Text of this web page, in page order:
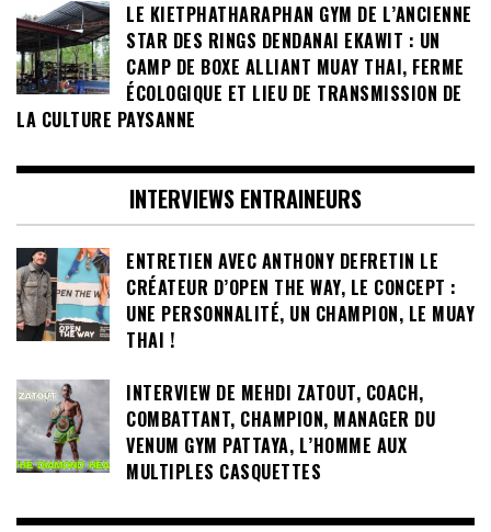
LE KIETPHATHARAPHAN GYM DE L’ANCIENNE
STAR DES RINGS DENDANAI EKAWIT : UN
CAMP DE BOXE ALLIANT MUAY THAI, FERME
ÉCOLOGIQUE ET LIEU DE TRANSMISSION DE
LA CULTURE PAYSANNE
INTERVIEWS ENTRAINEURS
ENTRETIEN AVEC ANTHONY DEFRETIN LE
CRÉATEUR D’OPEN THE WAY, LE CONCEPT :
UNE PERSONNALITÉ, UN CHAMPION, LE MUAY
THAI !
INTERVIEW DE MEHDI ZATOUT, COACH,
COMBATTANT, CHAMPION, MANAGER DU
VENUM GYM PATTAYA, L’HOMME AUX
MULTIPLES CASQUETTES